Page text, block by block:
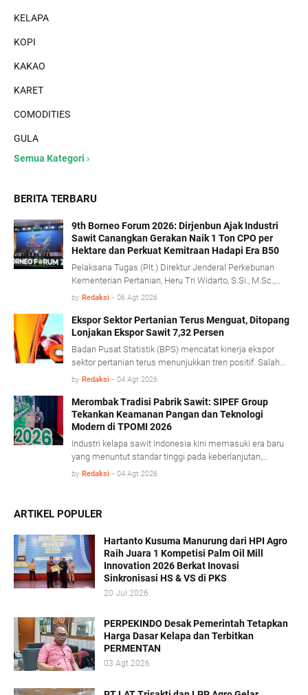
KELAPA
KOPI
KAKAO
KARET
COMODITIES
GULA
Semua Kategori ›
BERITA TERBARU
9th Borneo Forum 2026: Dirjenbun Ajak Industri
Sawit Canangkan Gerakan Naik 1 Ton CPO per
Hektare dan Perkuat Kemitraan Hadapi Era B50
Pelaksana Tugas (Plt.) Direktur Jenderal Perkebunan
Kementerian Pertanian, Heru Tri Widarto, S.Si., M.Sc.,
mengajak seluruh pemangku kepentingan industri kelapa
B50 sebagai momentum memperkuat produktivitas,
mempercepat transformasi tata kelola, serta
membangun kemitraan yang lebih kuat antara
perusahaan dan pekebun rakyat.
by Redaksi - 06 Agt 2026
Ekspor Sektor Pertanian Terus Menguat, Ditopang
Lonjakan Ekspor Sawit 7,32 Persen
Badan Pusat Statistik (BPS) mencatat kinerja ekspor
sektor pertanian terus menunjukkan tren positif. Salah
satu pendorong kinerja tersebut berasal dari komoditas
turunannya yang mencatat pertumbuhan ekspor cukup
signifikan. BPS mencatat, sepanjang Januari- Juni 2026
nilai ekspor CPO dan produk turunannya tumbuh 7,32
persen dibandingkan periode yang sama tahun lalu,
didorong penguatan harga CPO di pasar global.
by Redaksi - 04 Agt 2026
Merombak Tradisi Pabrik Sawit: SIPEF Group
Tekankan Keamanan Pangan dan Teknologi
Modern di TPOMI 2026
Industri kelapa sawit Indonesia kini memasuki era baru
yang menuntut standar tinggi pada keberlanjutan,
keamanan pangan, dan adaptasi teknologi modern.
Sumatera Utara, Kamis (9/7/2026), SIPEF Group/PT
merombak tradisi operasional lama demi menjawab
tantangan pasar global.
by Redaksi - 04 Agt 2026
ARTIKEL POPULER
Hartanto Kusuma Manurung dari HPI Agro
Raih Juara 1 Kompetisi Palm Oil Mill
Innovation 2026 Berkat Inovasi
Sinkronisasi HS & VS di PKS
20 Jul 2026
PERPEKINDO Desak Pemerintah Tetapkan
Harga Dasar Kelapa dan Terbitkan
PERMENTAN
03 Agt 2026